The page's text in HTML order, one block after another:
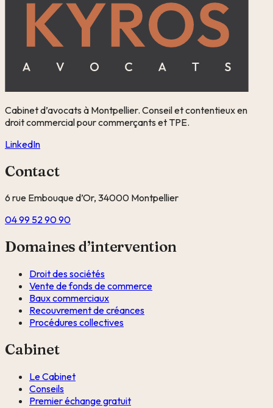
Cabinet d’avocats à Montpellier. Conseil et contentieux en
droit commercial pour commerçants et TPE.
LinkedIn
Contact
6 rue Embouque d’Or, 34000 Montpellier
04 99 52 90 90
Domaines d’intervention
Droit des sociétés
Vente de fonds de commerce
Baux commerciaux
Recouvrement de créances
Procédures collectives
Cabinet
Le Cabinet
Conseils
Premier échange gratuit